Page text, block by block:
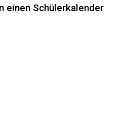
einen Schülerkalender